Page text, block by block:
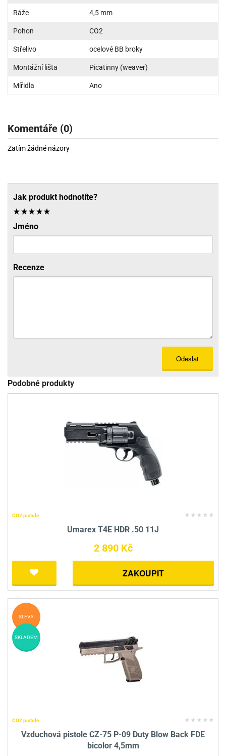
Ráže 4,5 mm
Pohon CO2
Střelivo ocelové BB broky
Montážní lišta Picatinny (weaver)
Mířidla Ano
Komentáře (0)
Zatím žádné názory
Jak produkt hodnotíte?
Jméno
Recenze
Odeslat
Podobné produkty
CO2 pistole
Umarex T4E HDR .50 11J
2 890 Kč
ZAKOUPIT
CO2 pistole
Vzduchová pistole CZ-75 P-09 Duty Blow Back FDE
bicolor 4,5mm
SLEVA
SKLADEM